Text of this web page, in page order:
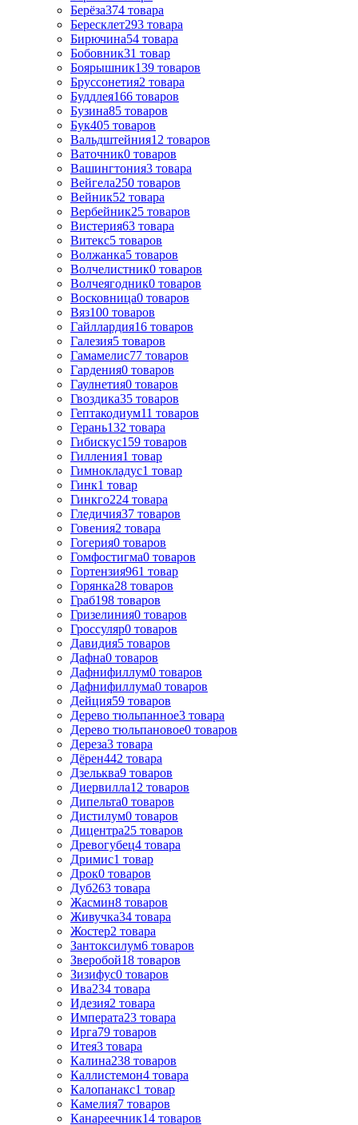
Берёза374 товара
Бересклет293 товара
Бирючина54 товара
Бобовник31 товар
Боярышник139 товаров
Бруссонетия2 товара
Буддлея166 товаров
Бузина85 товаров
Бук405 товаров
Вальдштейния12 товаров
Ваточник0 товаров
Вашингтония3 товара
Вейгела250 товаров
Вейник52 товара
Вербейник25 товаров
Вистерия63 товара
Витекс5 товаров
Волжанка5 товаров
Волчелистник0 товаров
Волчеягодник0 товаров
Восковница0 товаров
Вяз100 товаров
Гайллардия16 товаров
Галезия5 товаров
Гамамелис77 товаров
Гардения0 товаров
Гаулнетия0 товаров
Гвоздика35 товаров
Гептакодиум11 товаров
Герань132 товара
Гибискус159 товаров
Гилления1 товар
Гимнокладус1 товар
Гинк1 товар
Гинкго224 товара
Гледичия37 товаров
Говения2 товара
Гогерия0 товаров
Гомфостигма0 товаров
Гортензия961 товар
Горянка28 товаров
Граб198 товаров
Гризелиния0 товаров
Гроссуляр0 товаров
Давидия5 товаров
Дафна0 товаров
Дафнифиллум0 товаров
Дафнифиллума0 товаров
Дейция59 товаров
Дерево тюльпанное3 товара
Дерево тюльпановое0 товаров
Дереза3 товара
Дёрен442 товара
Дзельква9 товаров
Диервилла12 товаров
Дипельта0 товаров
Дистилум0 товаров
Дицентра25 товаров
Древогубец4 товара
Дримис1 товар
Дрок0 товаров
Дуб263 товара
Жасмин8 товаров
Живучка34 товара
Жостер2 товара
Зантоксилум6 товаров
Зверобой18 товаров
Зизифус0 товаров
Ива234 товара
Идезия2 товара
Императа23 товара
Ирга79 товаров
Итея3 товара
Калина238 товаров
Каллистемон4 товара
Калопанакс1 товар
Камелия7 товаров
Канареечник14 товаров